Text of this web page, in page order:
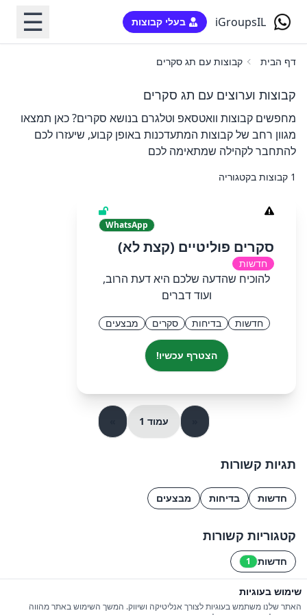
iGroupsIL בעלי קבוצות ☰
דף הבית קבוצות עם תג סקרים
קבוצות וערוצים עם תג סקרים
מחפשים קבוצות וואטסאפ וטלגרם בנושא סקרים? כאן תמצאו
מגוון רחב של קבוצות המתעדכנות באופן קבוע, שיעזרו לכם
להתחבר לקהילה שמתאימה לכם
1 קבוצות בקטגוריה
WhatsApp
סקרים פוליטיים (קצת לא)
חדשות
להוכיח שהדעה שלכם היא דעת הרוב,
ועוד דברים
חדשות בדיחות סקרים מבצעים
הצטרף עכשיו!
עמוד 1
תגיות קשורות
חדשות בדיחות מבצעים
קטגוריות קשורות
חדשות 1
© 2026 כל הזכויות שמורות ל-iGroupsIL
שימוש בעוגיות
האתר שלנו משתמש בעוגיות לצורך אנליטיקה ושיווק. המשך השימוש באתר מהווה